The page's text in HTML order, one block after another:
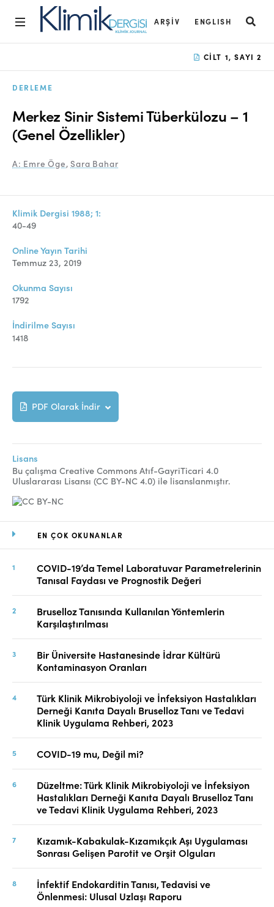
ARŞIV ENGLISH
Açık Erişim İlkesi
Danışmanlık Süreci
Yazarlara Bilgi
Dizinler
Telif Hakları
FACEBOOK
EN ÇOK OKUNANLAR
COVID-19’da Temel Laboratuvar Parametrelerinin
Tanısal Faydası ve Prognostik Değeri
Bruselloz Tanısında Kullanılan Yöntemlerin
Karşılaştırılması
Bir Üniversite Hastanesinde İdrar Kültürü
Kontaminasyon Oranları
Türk Klinik Mikrobiyoloji ve İnfeksiyon Hastalıkları
Derneği Kanıta Dayalı Bruselloz Tanı ve Tedavi
Klinik Uygulama Rehberi, 2023
COVID-19 mu, Değil mi?
Düzeltme: Türk Klinik Mikrobiyoloji ve İnfeksiyon
Hastalıkları Derneği Kanıta Dayalı Bruselloz Tanı
ve Tedavi Klinik Uygulama Rehberi, 2023
Kızamık-Kabakulak-Kızamıkçık Aşı Uygulaması
Sonrası Gelişen Parotit ve Orşit Olguları
İnfektif Endokarditin Tanısı, Tedavisi ve
Önlenmesi: Ulusal Uzlaşı Raporu
CILT 1, SAYI 2
DERLEME
Merkez Sinir Sistemi Tüberkülozu – 1
(Genel Özellikler)
A: Emre Öge,Sara Bahar
Klimik Dergisi 1988; 1:
40-49
Online Yayın Tarihi
Temmuz 23, 2019
Okunma Sayısı
1792
İndirilme Sayısı
1418
PDF Olarak İndir
Lisans
Bu çalışma Creative Commons Atıf-GayriTicari 4.0
Uluslararası Lisansı (CC BY-NC 4.0) ile lisanslanmıştır.